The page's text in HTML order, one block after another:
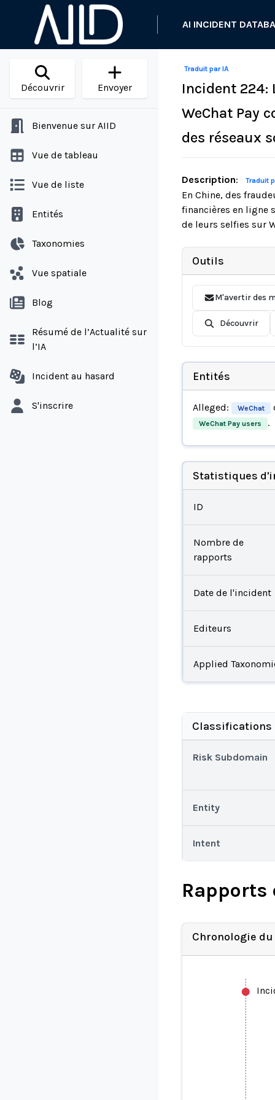
AI INCIDENT
Découvrir Envoyer
Bienvenue sur AIID
Vue de tableau
Vue de liste
Entités
Taxonomies
Vue spatiale
Blog
Résumé de l’Actualité sur
l’IA
Incident au hasard
S'inscrire
Traduit par IA
Incident 224:
WeChat Pay
des réseaux
Description: Traduit
En Chine, des
financières en ligne
de leurs selfies sur
Outils
M'avertir des
Découvrir
Entités
Alleged: WeChat
WeChat Pay users .
Statistiques
ID
Nombre de
rapports
Date de l'incident
Editeurs
Applied
Classifications
Risk Subdomain
Entity
Intent
Chronologie